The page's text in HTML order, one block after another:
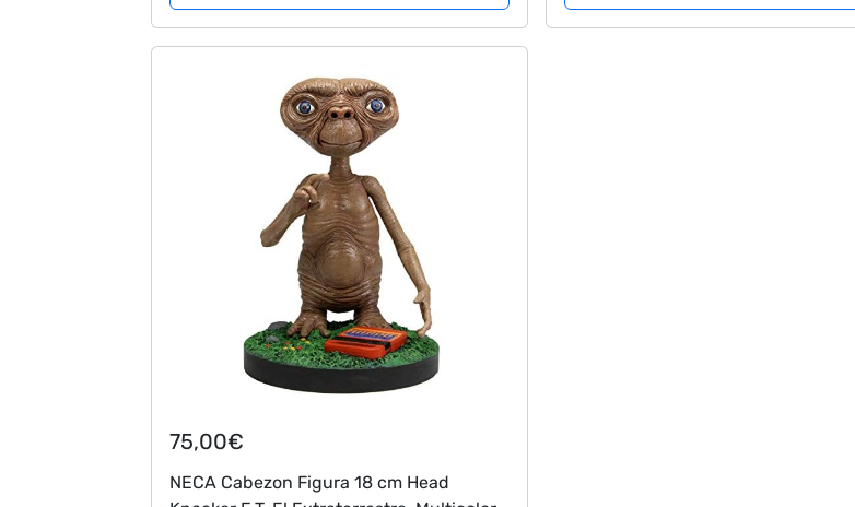
75,00€
NECA Cabezon Figura 18 cm Head